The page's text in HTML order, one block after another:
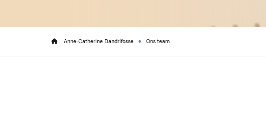
Anne-Catherine Dandrifosse Ons team